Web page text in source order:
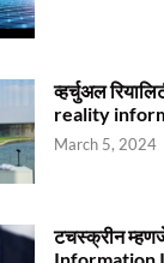
व्हर्चुअल
reality
March 5, 2024
टचस्क्रीन